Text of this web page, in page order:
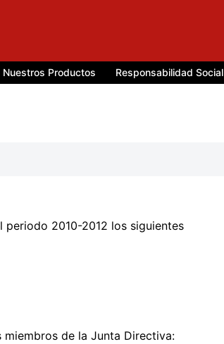
Nuestros Productos Responsabilidad Social
periodo 2010-2012 los siguientes
miembros de la Junta Directiva: